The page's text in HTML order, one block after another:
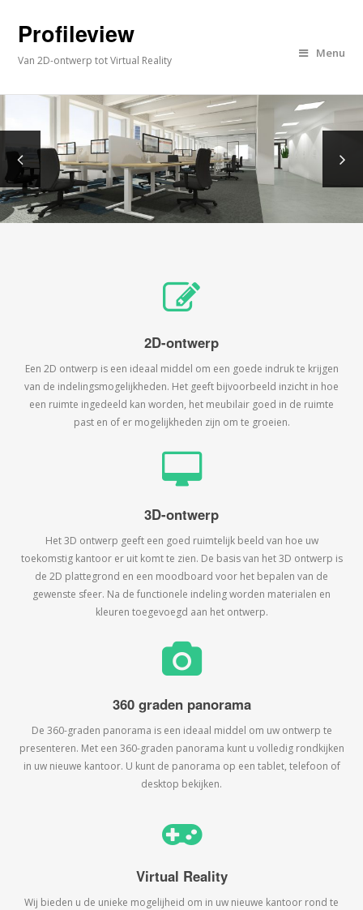
Profileview
Van 2D-ontwerp tot Virtual Reality
Menu
2D-ontwerp
Een 2D ontwerp is een ideaal middel om een goede indruk te krijgen
van de indelingsmogelijkheden. Het geeft bijvoorbeeld inzicht in hoe
een ruimte ingedeeld kan worden, het meubilair goed in de ruimte
past en of er mogelijkheden zijn om te groeien.
3D-ontwerp
Het 3D ontwerp geeft een goed ruimtelijk beeld van hoe uw
toekomstig kantoor er uit komt te zien. De basis van het 3D ontwerp is
de 2D plattegrond en een moodboard voor het bepalen van de
gewenste sfeer. Na de functionele indeling worden materialen en
kleuren toegevoegd aan het ontwerp.
360 graden panorama
De 360-graden panorama is een ideaal middel om uw ontwerp te
presenteren. Met een 360-graden panorama kunt u volledig rondkijken
in uw nieuwe kantoor. U kunt de panorama op een tablet, telefoon of
desktop bekijken.
Virtual Reality
Wij bieden u de unieke mogelijheid om in uw nieuwe kantoor rond te